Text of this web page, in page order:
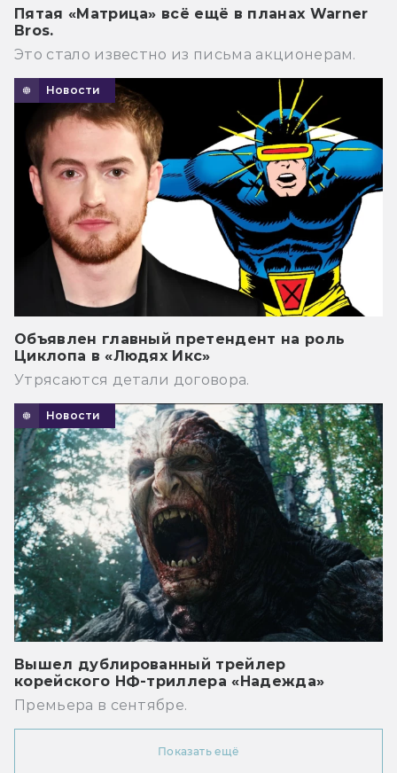
Пятая «Матрица» всё ещё в планах Warner
Bros.
Это стало известно из письма акционерам.
Новости
Объявлен главный претендент на роль
Циклопа в «Людях Икс»
Утрясаются детали договора.
Новости
Вышел дублированный трейлер
корейского НФ-триллера «Надежда»
Премьера в сентябре.
Показать ещё